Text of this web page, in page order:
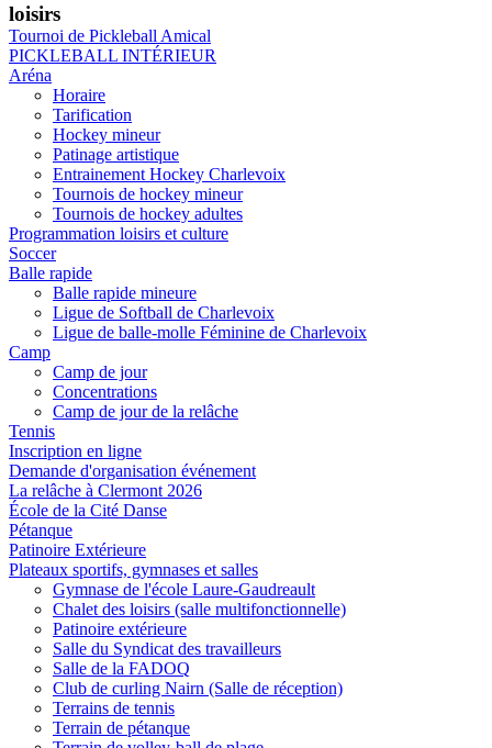
loisirs
Tournoi de Pickleball Amical
PICKLEBALL INTÉRIEUR
Aréna
Horaire
Tarification
Hockey mineur
Patinage artistique
Entrainement Hockey Charlevoix
Tournois de hockey mineur
Tournois de hockey adultes
Programmation loisirs et culture
Soccer
Balle rapide
Balle rapide mineure
Ligue de Softball de Charlevoix
Ligue de balle-molle Féminine de Charlevoix
Camp
Camp de jour
Concentrations
Camp de jour de la relâche
Tennis
Inscription en ligne
Demande d'organisation événement
La relâche à Clermont 2026
École de la Cité Danse
Pétanque
Patinoire Extérieure
Plateaux sportifs, gymnases et salles
Gymnase de l'école Laure-Gaudreault
Chalet des loisirs (salle multifonctionnelle)
Patinoire extérieure
Salle du Syndicat des travailleurs
Salle de la FADOQ
Club de curling Nairn (Salle de réception)
Terrains de tennis
Terrain de pétanque